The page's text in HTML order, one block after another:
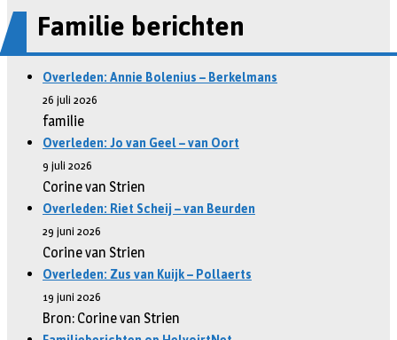
Familie berichten
Overleden: Annie Bolenius – Berkelmans
26 juli 2026
familie
Overleden: Jo van Geel – van Oort
9 juli 2026
Corine van Strien
Overleden: Riet Scheij – van Beurden
29 juni 2026
Corine van Strien
Overleden: Zus van Kuijk – Pollaerts
19 juni 2026
Bron: Corine van Strien